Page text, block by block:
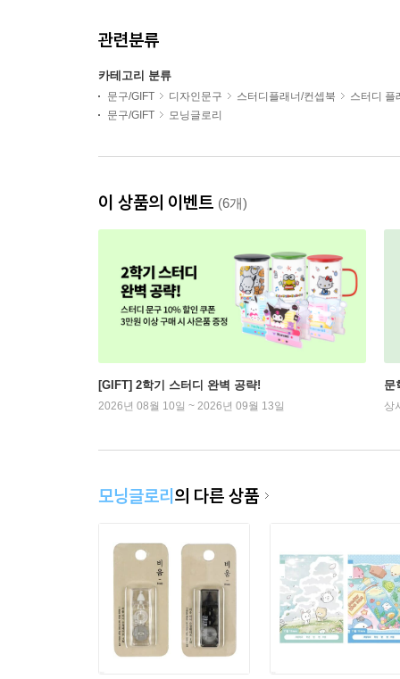
관련분류
카테고리 분류
문구/GIFT 디자인문구 스터디플래너/컨셉북
스터디 플
문구/GIFT
모닝글로리
이 상품의 이벤트 (6개)
[GIFT] 2학기 스터디 완벽 공략!
2026년 08월 10일 ~ 2026년 09월 13일
문
상
모닝글로리의 다른 상품